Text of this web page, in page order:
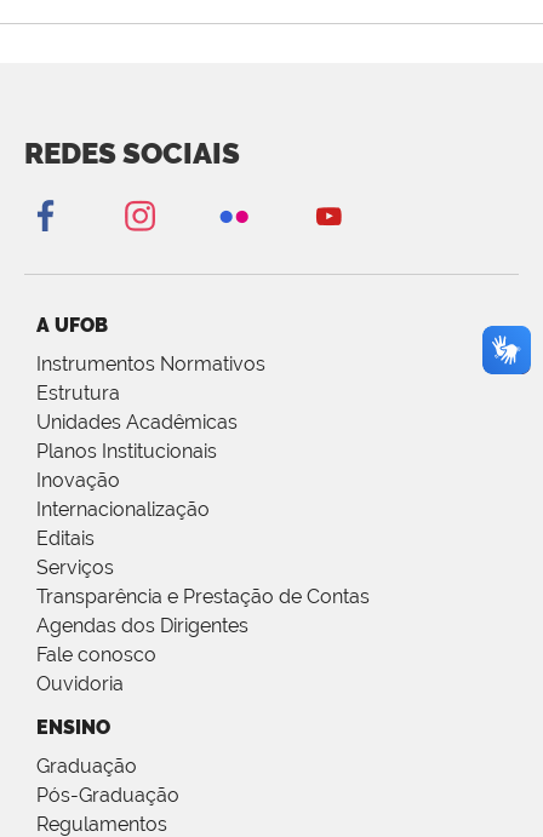
REDES SOCIAIS
A UFOB
Instrumentos Normativos
Estrutura
Unidades Acadêmicas
Planos Institucionais
Inovação
Internacionalização
Editais
Serviços
Transparência e Prestação de Contas
Agendas dos Dirigentes
Fale conosco
Ouvidoria
ENSINO
Graduação
Pós-Graduação
Regulamentos